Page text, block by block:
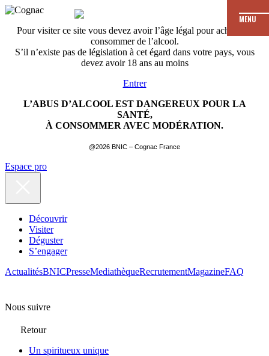
Pour visiter ce site vous devez avoir l’âge légal pour acheter et
consommer de l’alcool.
S’il n’existe pas de législation à cet égard dans votre pays, vous
devez avoir 18 ans au moins
Entrer
L’ABUS D’ALCOOL EST DANGEREUX POUR LA
SANTÉ,
À CONSOMMER AVEC MODÉRATION.
@2026 BNIC – Cognac France
MENU
Espace pro
Découvrir
Visiter
Déguster
S’engager
ActualitésBNICPresseMediathèqueRecrutementMagazineFAQ
Nous suivre
Retour
Un spiritueux unique